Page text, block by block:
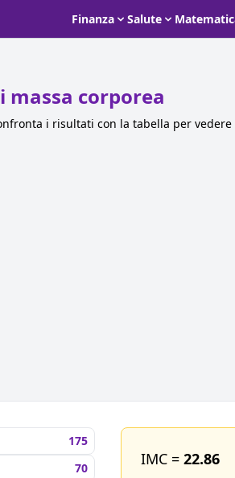
Finanza Salute
massa corporea
i risultati con la tabella per
IMC = 22.86